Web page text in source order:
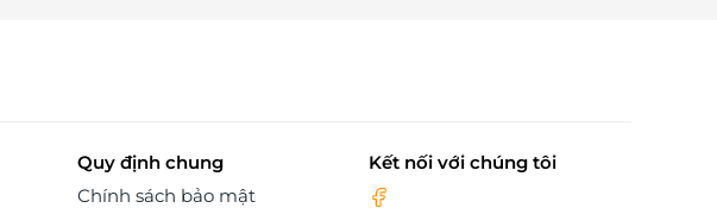
Quy định chung
Chính sách bảo mật
Kết nối với chúng tôi